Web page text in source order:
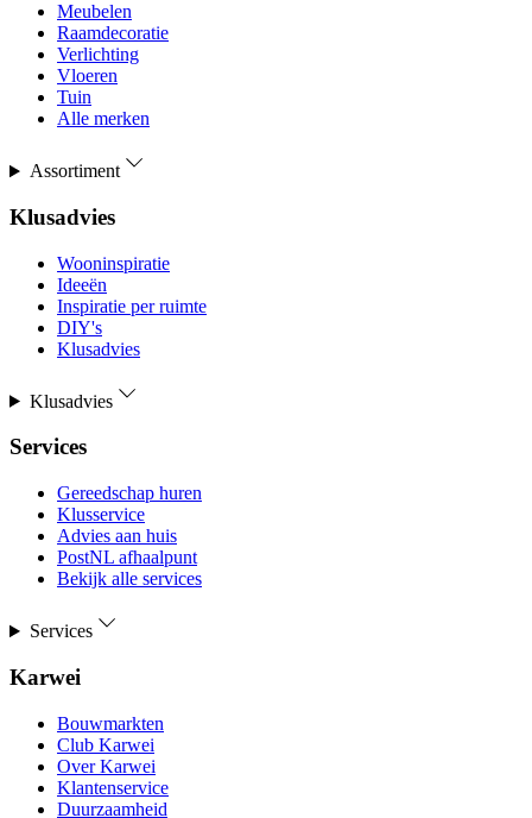
Meubelen
Raamdecoratie
Verlichting
Vloeren
Tuin
Alle merken
Assortiment
Klusadvies
Wooninspiratie
Ideeën
Inspiratie per ruimte
DIY's
Klusadvies
Klusadvies
Services
Gereedschap huren
Klusservice
Advies aan huis
PostNL afhaalpunt
Bekijk alle services
Services
Karwei
Bouwmarkten
Club Karwei
Over Karwei
Klantenservice
Duurzaamheid